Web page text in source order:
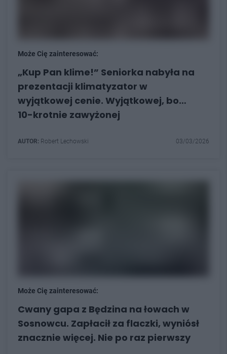
Może Cię zainteresować:
„Kup Pan klime!” Seniorka nabyła na
prezentacji klimatyzator w
wyjątkowej cenie. Wyjątkowej, bo…
10-krotnie zawyżonej
AUTOR: Robert Lechowski 03/03/2026
Może Cię zainteresować:
Cwany gapa z Będzina na łowach w
Sosnowcu. Zapłacił za flaczki, wyniósł
znacznie więcej. Nie po raz pierwszy